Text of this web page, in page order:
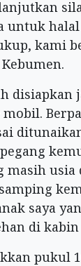
untuk
kami
disiapkan
masih usia
saya
di kabin
pukul